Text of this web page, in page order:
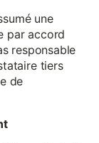
une
par accord
responsable
tiers
de